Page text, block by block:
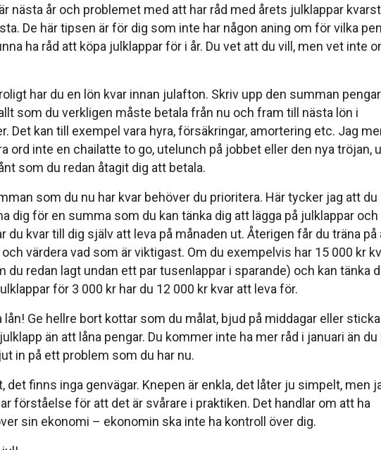
nästa år och problemet med att har råd med årets julklappar
De här tipsen är för dig som inte har någon aning om för vilka
ha råd att köpa julklappar för i år. Du vet att du vill, men vet inte
har du en lön kvar innan julafton. Skriv upp den summan
som du verkligen måste betala från nu och fram till nästa lön i
Det kan till exempel vara hyra, försäkringar, amortering etc. Jag
ord inte en chailatte to go, utelunch på jobbet eller den nya tröjan,
som du redan åtagit dig att betala.
som du nu har kvar behöver du prioritera. Här tycker jag att du
dig för en summa som du kan tänka dig att lägga på julklappar och
du kvar till dig själv att leva på månaden ut. Återigen får du träna på
värdera vad som är viktigast. Om du exempelvis har 15 000 kr
du redan lagt undan ett par tusenlappar i sparande) och kan tänka
för 3 000 kr har du 12 000 kr kvar att leva för.
lån! Ge hellre bort kottar som du målat, bjud på middagar eller sticka
än att låna pengar. Du kommer inte ha mer råd i januari än du
in på ett problem som du har nu.
det finns inga genvägar. Knepen är enkla, det låter ju simpelt, men
förståelse för att det är svårare i praktiken. Det handlar om att ha
sin ekonomi – ekonomin ska inte ha kontroll över dig.